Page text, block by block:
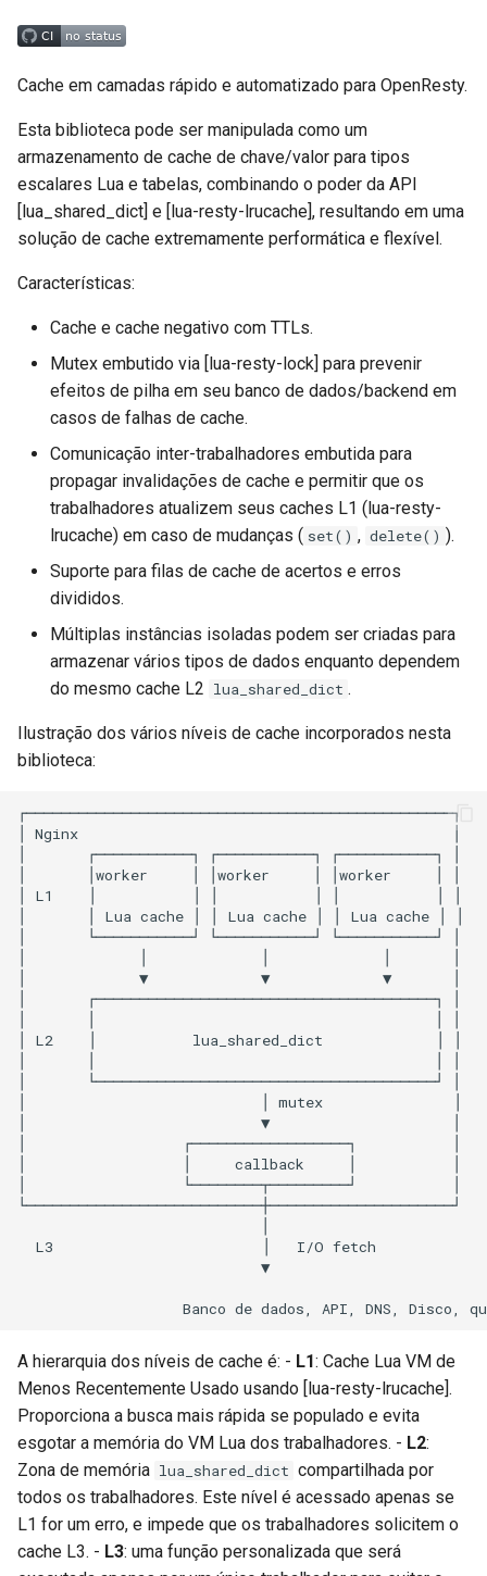
bot-verifier
brotli
cache-purge
captcha
cgi
compression-normalize
compression-vary
concat
cookie-flag
cookie-limit
dav-ext
delay
dynamic-etag
dynamic-limit-req
encrypted-session
error-log-write
eval
execute
f4fhds
fancyindex
flv
form-input
geoip
google
Changelog
GitHub
Cache em camadas rápido e automatizado para OpenResty.
Esta biblioteca pode ser manipulada como um
armazenamento de cache de chave/valor para tipos
escalares Lua e tabelas, combinando o poder da API
[lua_shared_dict] e [lua-resty-lrucache], resultando em uma
solução de cache extremamente performática e flexível.
Características:
Cache e cache negativo com TTLs.
Mutex embutido via [lua-resty-lock] para prevenir
efeitos de pilha em seu banco de dados/backend em
casos de falhas de cache.
Comunicação inter-trabalhadores embutida para
propagar invalidações de cache e permitir que os
trabalhadores atualizem seus caches L1 (lua-resty-
lrucache) em caso de mudanças ( set() , delete() ).
Suporte para filas de cache de acertos e erros
divididos.
Múltiplas instâncias isoladas podem ser criadas para
armazenar vários tipos de dados enquanto dependem
do mesmo cache L2 lua_shared_dict .
Ilustração dos vários níveis de cache incorporados nesta
biblioteca:
┌─────────────────────────────────────────────────┐
│ Nginx                                           │
│       ┌───────────┐ ┌───────────┐ ┌───────────┐ │
│       │worker     │ │worker     │ │worker     │ │
│ L1    │           │ │           │ │           │ │
│       │ Lua cache │ │ Lua cache │ │ Lua cache │ │
│       └───────────┘ └───────────┘ └───────────┘ │
│             ▼             ▼             ▼       │
│       ┌───────────────────────────────────────┐ │
│ L2    │           lua_shared_dict             │ │
│       └───────────────────────────────────────┘ │
│                           │ mutex               │
│                           ▼                     │
│                  ┌──────────────────┐           │
│                  │     callback     │           │
│                  └────────┬─────────┘           │
└───────────────────────────┼─────────────────────┘
  L3                        │   I/O fetch
                            ▼
A hierarquia dos níveis de cache é: - L1: Cache Lua VM de
Menos Recentemente Usado usando [lua-resty-lrucache].
Proporciona a busca mais rápida se populado e evita
esgotar a memória do VM Lua dos trabalhadores. - L2:
Zona de memória lua_shared_dict compartilhada por
todos os trabalhadores. Este nível é acessado apenas se
L1 for um erro, e impede que os trabalhadores solicitem o
cache L3. - L3: uma função personalizada que será